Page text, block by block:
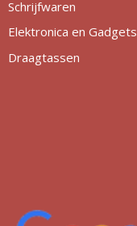
Schrijfwaren
Elektronica en Gadgets
Draagtassen